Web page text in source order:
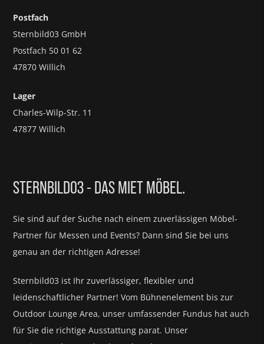
Postfach
Sternbild03 GmbH
Postfach 50 01 62
47870 Willich
Lager
Charles-Wilp-Str. 11
47877 Willich
STERNBILD03 - DAS MIET MÖBEL.
Sie sind auf der Suche nach einem zuverlässigen Möbel-
Partner für Messen und Events? Dann sind Sie bei uns
genau an der richtigen Adresse!
Sternbild03 ist Ihr zuverlässiger, flexibler und
leidenschaftlicher Partner! Vom Bühnenelement bis zur
Outdoor Lounge Area, unser umfassender Fundus hat auch
für Sie die richtige Ausstattung parat. Unser